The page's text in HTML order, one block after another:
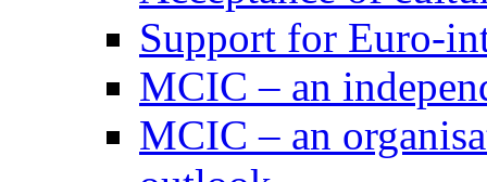
Support for Euro-
MCIC – an
MCIC – an